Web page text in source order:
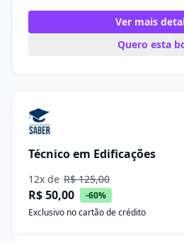
Ver mais
Quero esta
Técnico em Edificações
12x de R$ 125,00
R$ 50,00
-60%
Exclusivo no cartão de crédito